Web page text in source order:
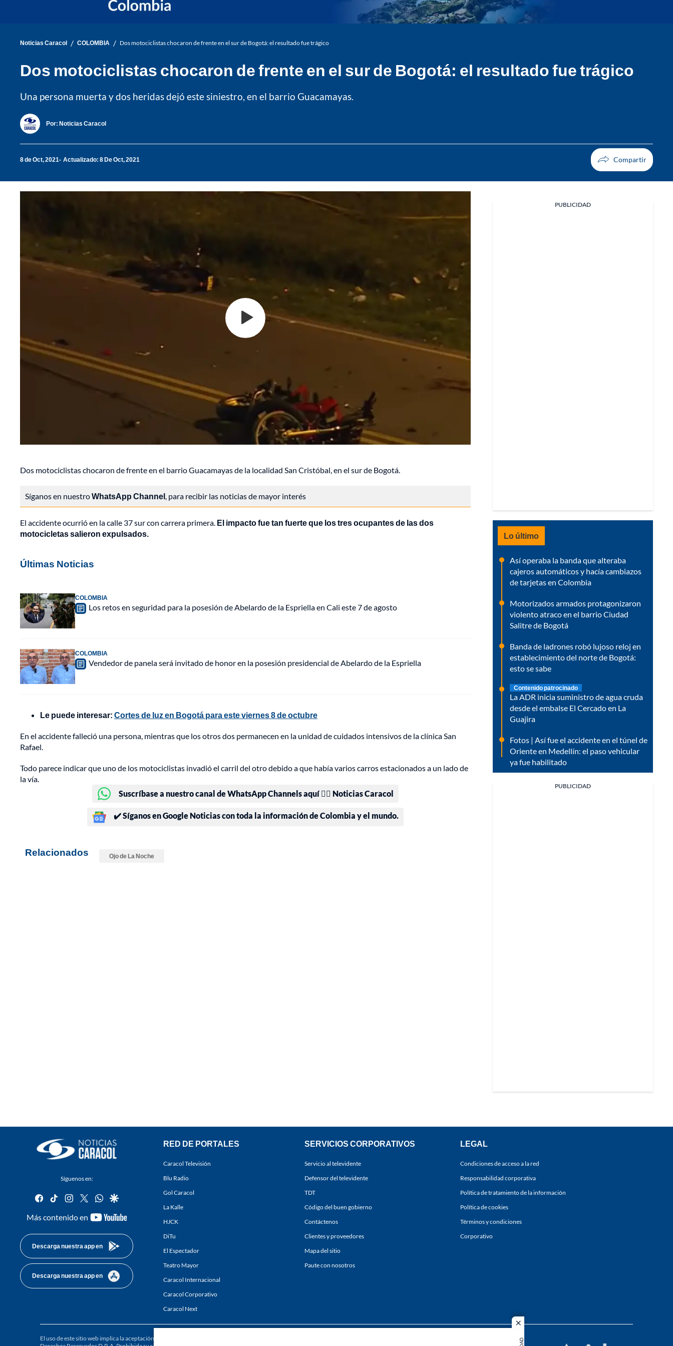
close
Noticias Caracol / COLOMBIA / Dos motociclistas chocaron de frente en el sur de Bogotá: el resultado fue trágico
Dos motociclistas chocaron de frente en el sur de Bogotá: el resultado fue trágico
Una persona muerta y dos heridas dejó este siniestro, en el barrio Guacamayas.
Por: Noticias Caracol
8 de Oct, 2021 Actualizado: 8 De Oct, 2021
Dos motociclistas chocaron de frente en el barrio Guacamayas de la localidad San Cristóbal, en el sur de Bogotá.
Síganos en nuestroWhatsApp Channel, para recibir las noticias de mayor interés
El accidente ocurrió en la calle 37 sur con carrera primera. El impacto fue tan fuerte que los tres ocupantes de las dos
motocicletas salieron expulsados.
Últimas Noticias
COLOMBIA
Los retos en seguridad para la posesión de Abelardo de la Espriella en Cali este 7 de agosto
COLOMBIA
Vendedor de panela será invitado de honor en la posesión presidencial de Abelardo de la Espriella
Le puede interesar: Cortes de luz en Bogotá para este viernes 8 de octubre
En el accidente falleció una persona, mientras que los otros dos permanecen en la unidad de cuidados intensivos de la clínica San
Rafael.
Todo parece indicar que uno de los motociclistas invadió el carril del otro debido a que había varios carros estacionados a un lado de
la vía.
Suscríbase a nuestro canal de WhatsApp Channels aquí 👉🏻 Noticias Caracol
✔️ Síganos en Google Noticias con toda la información de Colombia y el mundo.
Relacionados Ojo de La Noche
PUBLICIDAD
Lo último
Así operaba la banda que alteraba
cajeros automáticos y hacía cambiazos
de tarjetas en Colombia
Motorizados armados protagonizaron
violento atraco en el barrio Ciudad
Salitre de Bogotá
Banda de ladrones robó lujoso reloj en
establecimiento del norte de Bogotá:
esto se sabe
Contenido patrocinado
La ADR inicia suministro de agua cruda
desde el embalse El Cercado en La
Guajira
Fotos | Así fue el accidente en el túnel de
Oriente en Medellín: el paso vehicular
ya fue habilitado
PUBLICIDAD
Síguenos en:
facebook
tiktok instagram
twitterwhatsapp
google
Más contenido en
youtube-
Descarga nuestra app en
Descarga nuestra app en
RED DE PORTALES
Caracol Televisión
Blu Radio
Gol Caracol
La Kalle
HJCK
DiTu
El Espectador
Teatro Mayor
Caracol Internacional
Caracol Corporativo
Caracol Next
SERVICIOS CORPORATIVOS
Servicio al televidente
Defensor del televidente
TDT
Código del buen gobierno
Contáctenos
Clientes y proveedores
Mapa del sitio
Paute con nosotros
LEGAL
Condiciones de acceso a la red
Responsabilidad corporativa
Política de tratamiento de la información
Política de cookies
Términos y condiciones
Corporativo
El uso de este sitio web implica la aceptación de los